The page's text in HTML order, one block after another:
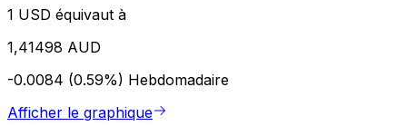
1 USD équivaut à
1,41498 AUD
-0.0084 (0.59%) Hebdomadaire
Afficher le graphique